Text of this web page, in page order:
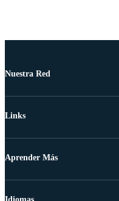
Nuestra Red
Links
Aprender Más